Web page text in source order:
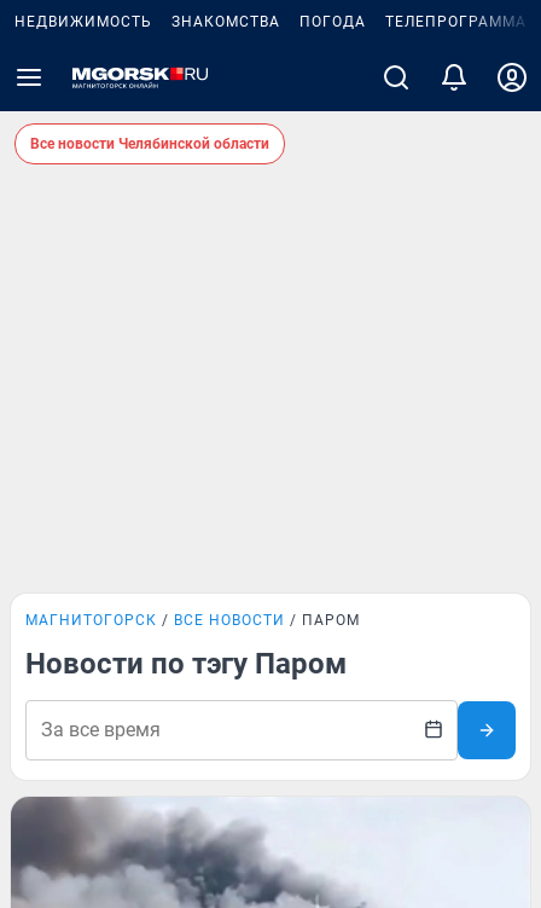
НЕДВИЖИМОСТЬ ЗНАКОМСТВА ПОГОДА ТЕЛЕПРОГРАММА
Все новости Челябинской области
МАГНИТОГОРСК ВСЕ НОВОСТИ ПАРОМ
Новости по тэгу Паром